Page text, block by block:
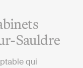
Sauldre
qui